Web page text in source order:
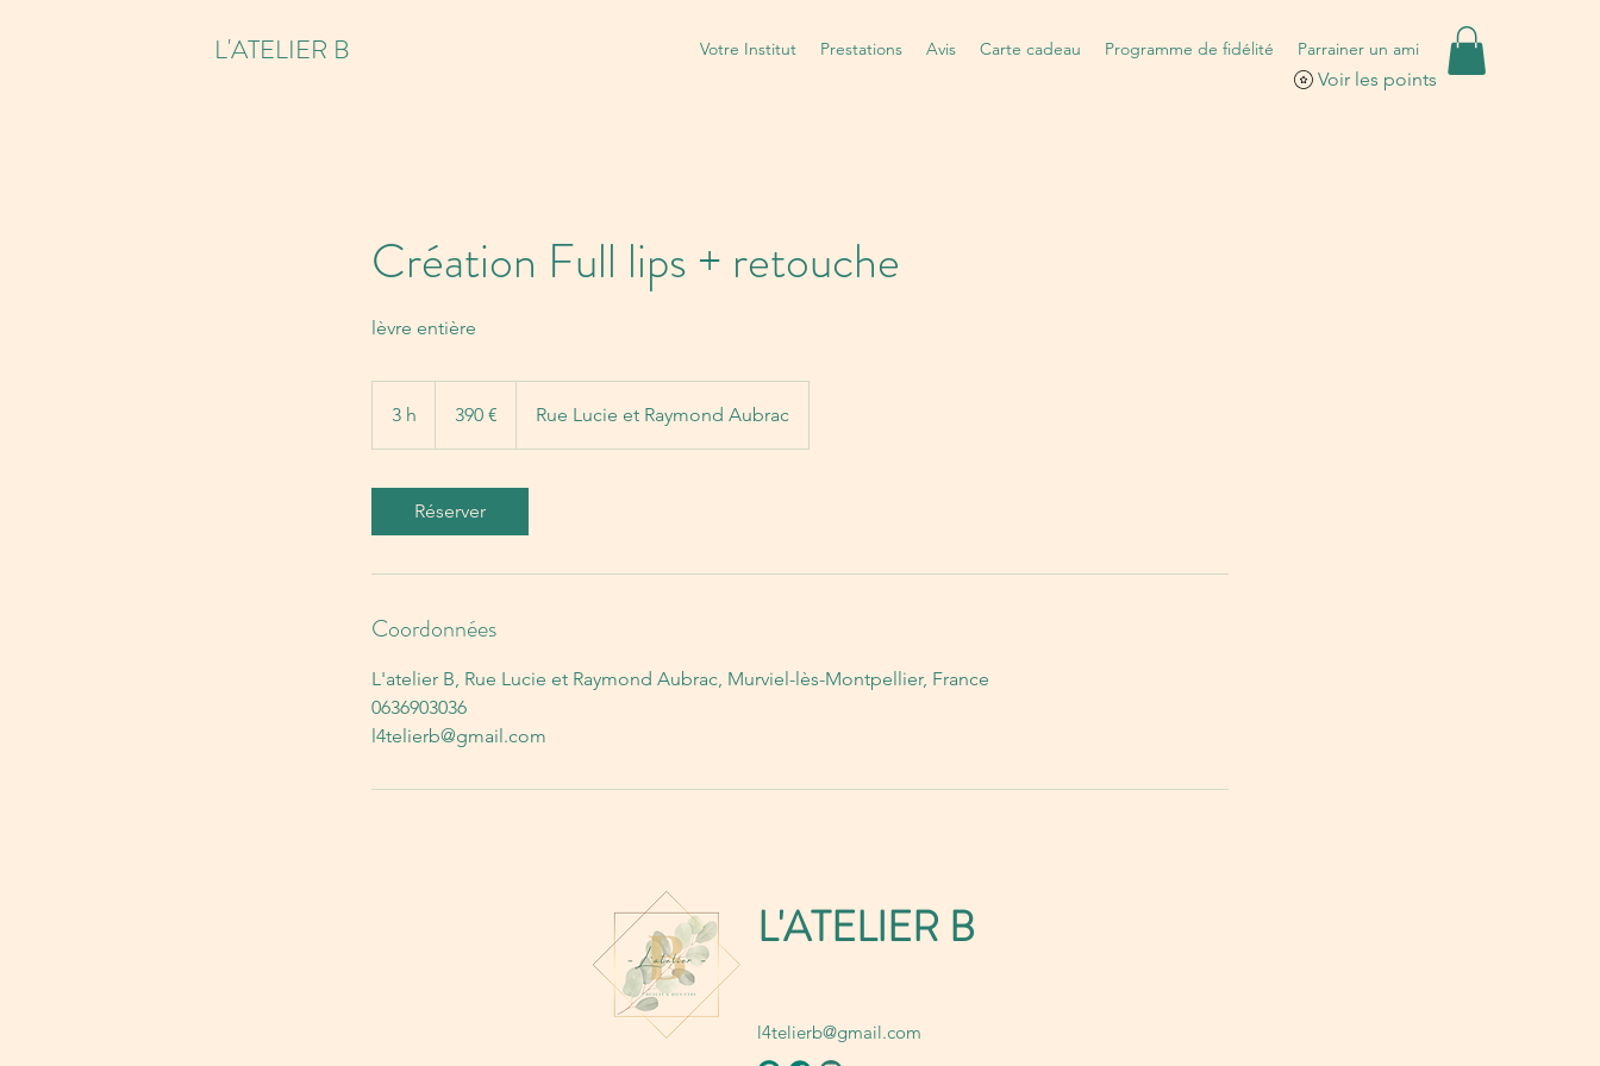
L'ATELIER B Votre Institut Prestations Avis Carte cadeau Programme de fidélité Parrainer un ami
Voir les points
Création Full lips + retouche
lèvre entière
3 h 390 € Rue Lucie et Raymond Aubrac
Réserver
Coordonnées
L'atelier B, Rue Lucie et Raymond Aubrac, Murviel-lès-Montpellier, France
0636903036
l4telierb@gmail.com
L'ATELIER B
l4telierb@gmail.com